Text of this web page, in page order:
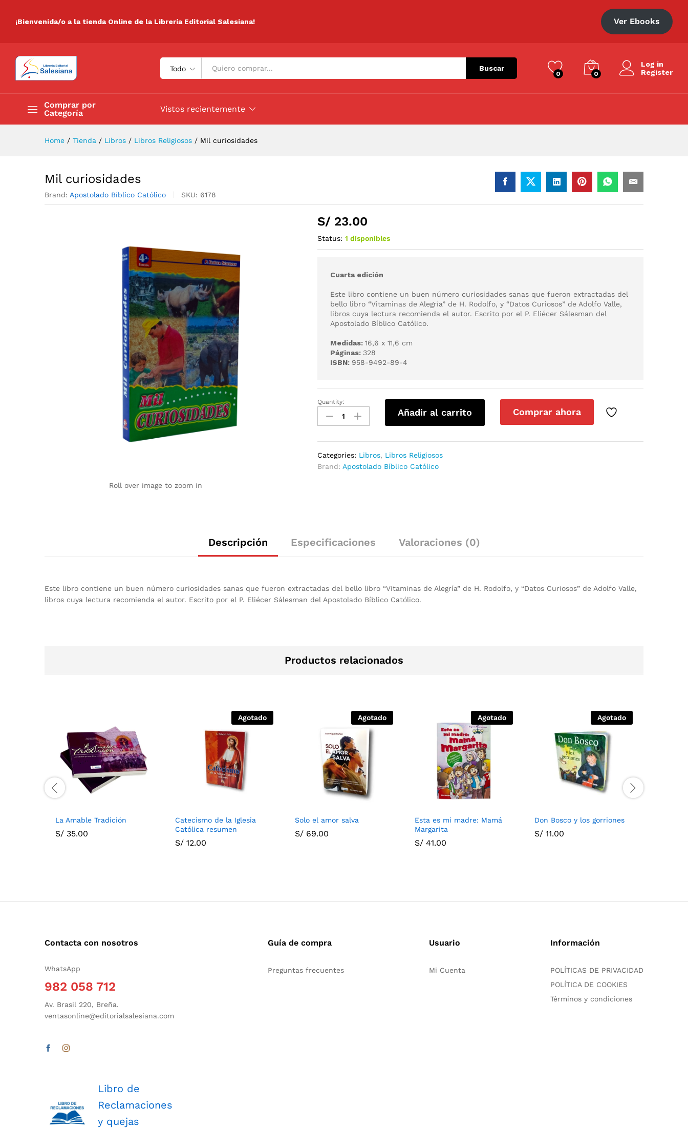
¡Bienvenida/o a la tienda Online de la Librería Editorial Salesiana! Ver Ebooks
Todo Buscar
0 0
Log in
Register
Comprar por
Categoría
Promociones
Vistos recientemente
Home / Tienda / Libros / Libros Religiosos / Mil curiosidades
Mil curiosidades
Brand: Apostolado Bíblico Católico SKU: 6178
Roll over image to zoom in
S/ 23.00
Status: 1 disponibles
Cuarta edición
Este libro contiene un buen número curiosidades sanas que fueron extractadas del
bello libro “Vitaminas de Alegría” de H. Rodolfo, y “Datos Curiosos” de Adolfo Valle,
libros cuya lectura recomienda el autor. Escrito por el P. Eliécer Sálesman del
Apostolado Bíblico Católico.
Medidas:16,6 x 11,6 cm
Páginas: 328
ISBN: 958-9492-89-4
Quantity:
Añadir al carrito Comprar ahora
Categories: Libros, Libros Religiosos
Brand: Apostolado Bíblico Católico
Descripción Especificaciones Valoraciones (0)
Este libro contiene un buen número curiosidades sanas que fueron extractadas del bello libro “Vitaminas de Alegría” de H. Rodolfo, y “Datos Curiosos” de Adolfo Valle,
libros cuya lectura recomienda el autor. Escrito por el P. Eliécer Sálesman del Apostolado Bíblico Católico.
Productos relacionados
La Amable Tradición
S/ 35.00
Agotado
Catecismo de la Iglesia
Católica resumen
S/ 12.00
Agotado
Solo el amor salva
S/ 69.00
Agotado
Esta es mi madre: Mamá
Margarita
S/ 41.00
Agotado
Don Bosco y los gorriones
S/ 11.00
Contacta con nosotros
WhatsApp
982 058 712
Av. Brasil 220, Breña.
ventasonline@editorialsalesiana.com
Libro de
Reclamaciones
y quejas
Guía de compra
Preguntas frecuentes
Usuario
Mi Cuenta
Información
POLÍTICAS DE PRIVACIDAD
POLÍTICA DE COOKIES
Términos y condiciones
Añadir al carrito